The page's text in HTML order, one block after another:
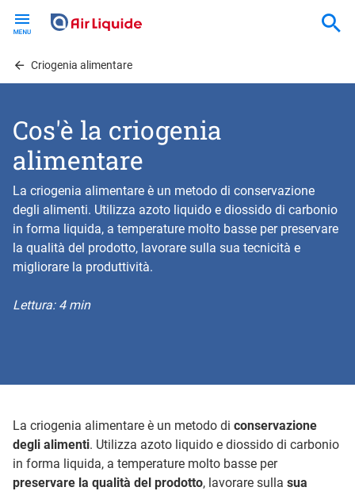
contentCriogenia alimentare
Cos'è la criogenia
alimentare
La criogenia alimentare è un metodo di conservazione
degli alimenti. Utilizza azoto liquido e diossido di carbonio
in forma liquida, a temperature molto basse per preservare
la qualità del prodotto, lavorare sulla sua tecnicità e
migliorare la produttività.
Lettura: 4 min
La criogenia alimentare è un metodo di conservazione
degli alimenti. Utilizza azoto liquido e diossido di carbonio
in forma liquida, a temperature molto basse per
preservare la qualità del prodotto, lavorare sulla sua